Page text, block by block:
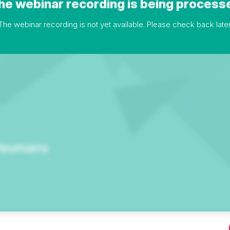
webinar recording is being
webinar recording is not yet available. Please check back